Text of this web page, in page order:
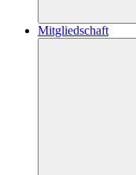
Mitgliedschaft